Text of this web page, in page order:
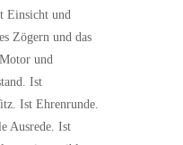
Einsicht und
Zögern und das
und
Ist
Ist Ehrenrunde.
Ausrede. Ist